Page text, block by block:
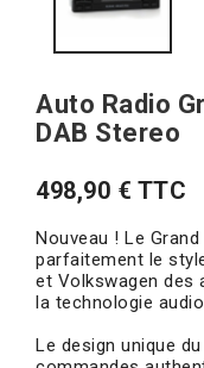
Auto Radio
DAB Stereo
498,90 € TTC
Nouveau ! Le
parfaitement le
et Volkswagen des
la technologie
Le design unique